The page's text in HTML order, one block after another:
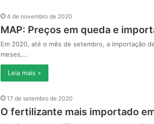
4 de novembro de 2020
MAP: Preços em queda e
Em 2020, até o mês de setembro, a importação
meses,…
Leia mais »
17 de setembro de 2020
O fertilizante mais importado